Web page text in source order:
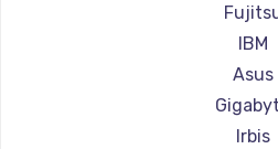
Замена
1200 руб.
Замена
IBM
Asus
Irbis